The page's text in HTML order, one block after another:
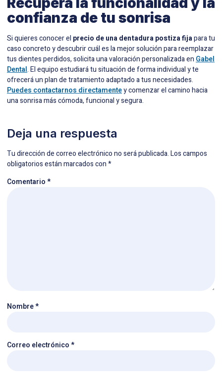
confianza de tu sonrisa
Si quieres conocer el precio de una dentadura postiza fijapara tu
caso concreto y descubrir cuál es la mejor solución para reemplazar
tus dientes perdidos, solicita una valoración personalizada enGabel
Dental. El equipo estudiará tu situación de forma individual y te
ofrecerá un plan de tratamiento adaptado a tus necesidades.
Puedes contactarnos directamentey comenzar el camino hacia
una sonrisa más cómoda, funcional y segura.
Deja una respuesta
Tu dirección de correo electrónico no será publicada.Los campos
obligatorios están marcados con*
Comentario*
Nombre*
Correo electrónico*